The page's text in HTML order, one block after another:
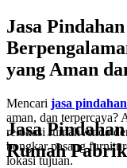
Jasa
Rumah
Jasa
yang Aman
Mencari jasa
aman, dan terpercaya?
relokasi rumah Anda
bongkar pasang
lokasi tujuan.